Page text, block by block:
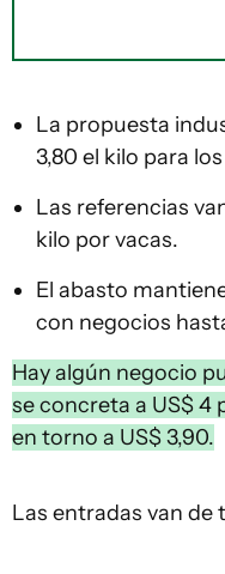
La propuesta
3,80 el kilo para
Las referencias
kilo por vacas.
El abasto
con negocios
Hay algún negocio
se concreta a US$ 4
en torno a US$ 3,90.
Las entradas van de